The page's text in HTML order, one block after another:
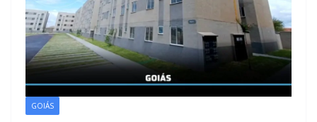
GOIÁS